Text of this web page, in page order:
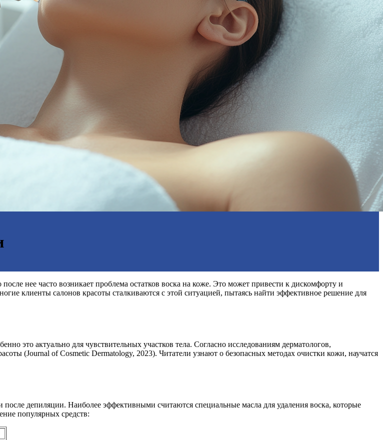
нее часто возникает проблема остатков воска на коже. Это может привести к дискомфорту и
клиенты салонов красоты сталкиваются с этой ситуацией, пытаясь найти эффективное решение для
это актуально для чувствительных участков тела. Согласно исследованиям дерматологов,
(Journal of Cosmetic Dermatology, 2023). Читатели узнают о безопасных методах очистки кожи, научатся
депиляции. Наиболее эффективными считаются специальные масла для удаления воска, которые
популярных средств: